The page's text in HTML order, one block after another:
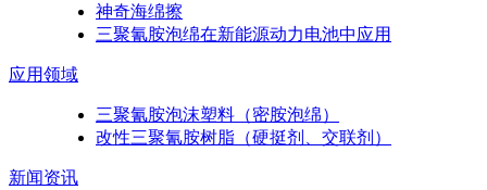
神奇海绵擦
三聚氰胺泡绵在新能源动力电池中应用
应用领域
三聚氰胺泡沫塑料（密胺泡绵）
改性三聚氰胺树脂（硬挺剂、交联剂）
新闻资讯